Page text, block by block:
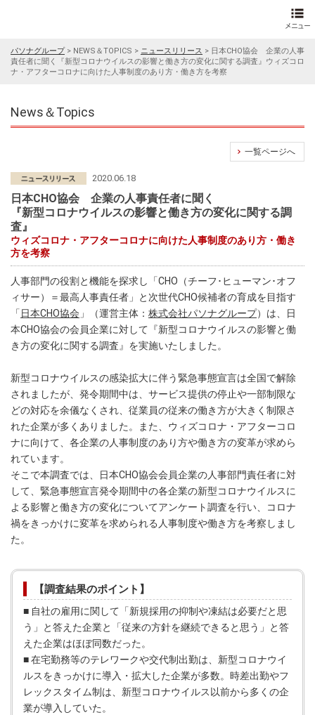
パソナグループ> NEWS＆TOPICS > ニュースリリース > 日本CHO協会 企業の人事
責任者に聞く『新型コロナウイルスの影響と働き方の変化に関する調査』ウィズコロ
ナ・アフターコロナに向けた人事制度のあり方・働き方を考察
News＆Topics
一覧ページへ
2020.06.18
日本CHO協会 企業の人事責任者に聞く
『新型コロナウイルスの影響と働き方の変化に関する調
査』
ウィズコロナ・アフターコロナに向けた人事制度のあり方・働き
方を考察
人事部門の役割と機能を探求し「CHO（チーフ･ヒューマン･オフ
ィサー）＝最高人事責任者」と次世代CHO候補者の育成を目指す
「 日本CHO協会 」（運営主体： 株式会社パソナグループ）は、日
本CHO協会の会員企業に対して『新型コロナウイルスの影響と働
き方の変化に関する調査』を実施いたしました。
新型コロナウイルスの感染拡大に伴う緊急事態宣言は全国で解除
されましたが、発令期間中は、サービス提供の停止や一部制限な
どの対応を余儀なくされ、従業員の従来の働き方が大きく制限さ
れた企業が多くありました。また、ウィズコロナ・アフターコロ
ナに向けて、各企業の人事制度のあり方や働き方の変革が求めら
れています。
そこで本調査では、日本CHO協会会員企業の人事部門責任者に対
して、緊急事態宣言発令期間中の各企業の新型コロナウイルスに
よる影響と働き方の変化についてアンケート調査を行い、コロナ
禍をきっかけに変革を求められる人事制度や働き方を考察しまし
た。
【調査結果のポイント】
■ 自社の雇用に関して「新規採用の抑制や凍結は必要だと思
う」と答えた企業と「従来の方針を継続できると思う」と答
えた企業はほぼ同数だった。
■ 在宅勤務等のテレワークや交代制出勤は、新型コロナウイ
ルスをきっかけに導入・拡大した企業が多数。時差出勤やフ
レックスタイム制は、新型コロナウイルス以前から多くの企
業が導入していた。